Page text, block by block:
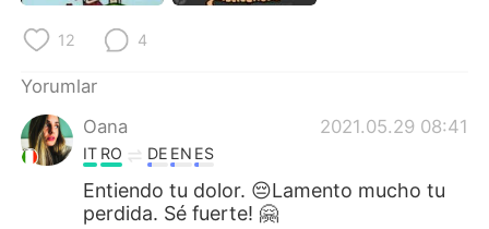
ไทย
Italiano
Português
12 4
Yorumlar
Oana
2021.05.29 08:41
IT RO DE EN ES
Entiendo tu dolor. 😔Lamento mucho tu
perdida. Sé fuerte! 🤗